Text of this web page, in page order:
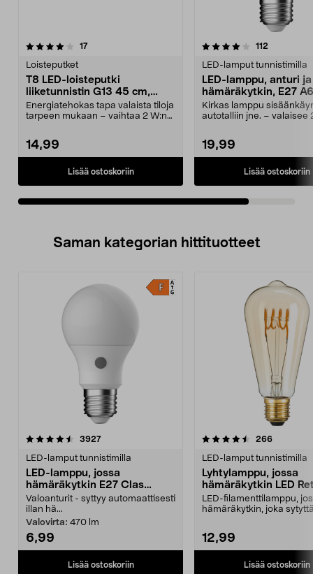
17arvostelut
Loisteputket
T8 LED-loisteputki
liiketunnistin G13 45 cm,
neutraali valkoinen
Energiatehokas tapa valaista tiloja
tarpeen mukaan – vaihtaa 2 W:n
14,99
Lisää ostoskoriin
4.0viidestä
112
LED-lamput tunnistimilla
LED-lamppu, anturi ja
hämäräkytkin, E27
W
Kirkas lamppu
autotalliin jne. – valaisee
19,99
Lisää ostoskoriin
Saman kategorian hittituotteet
3927arvostelut
LED-lamput tunnistimilla
LED-lamppu, jossa
hämäräkytkin E27 Clas
Ohlson
Valoanturit - syttyy automaattisesti
illan hä...
Valovirta: 470 lm
6,99
Lisää ostoskoriin
4.5 viidestä
266arvostelut
LED-lamput tunnistimilla
Lyhtylamppu, jossa
hämäräkytkin LED
Northlight
LED-filamenttilamppu,
hämäräkytkin, joka
12,99
Lisää ostoskoriin
4.0 viidestä